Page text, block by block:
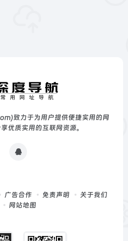
致力于为用户提供便捷实用的网
优质实用的互联网资源。
广告合作 免责声明
关于我们
网站地图